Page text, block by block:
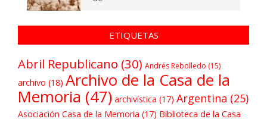
ETIQUETAS
Abril Republicano (30) Andrés Rebolledo (15)
archivo (18) Archivo de la Casa de la
Memoria (47) archivística (17) Argentina (25)
Asociación Casa de la Memoria (17) Biblioteca de la Casa